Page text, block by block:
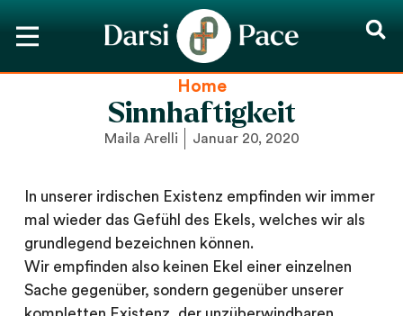
Home
Sinnhaftigkeit
Maila Arelli Januar 20, 2020
In unserer irdischen Existenz empfinden wir immer
mal wieder das Gefühl des Ekels, welches wir als
grundlegend bezeichnen können.
Wir empfinden also keinen Ekel einer einzelnen
Sache gegenüber, sondern gegenüber unserer